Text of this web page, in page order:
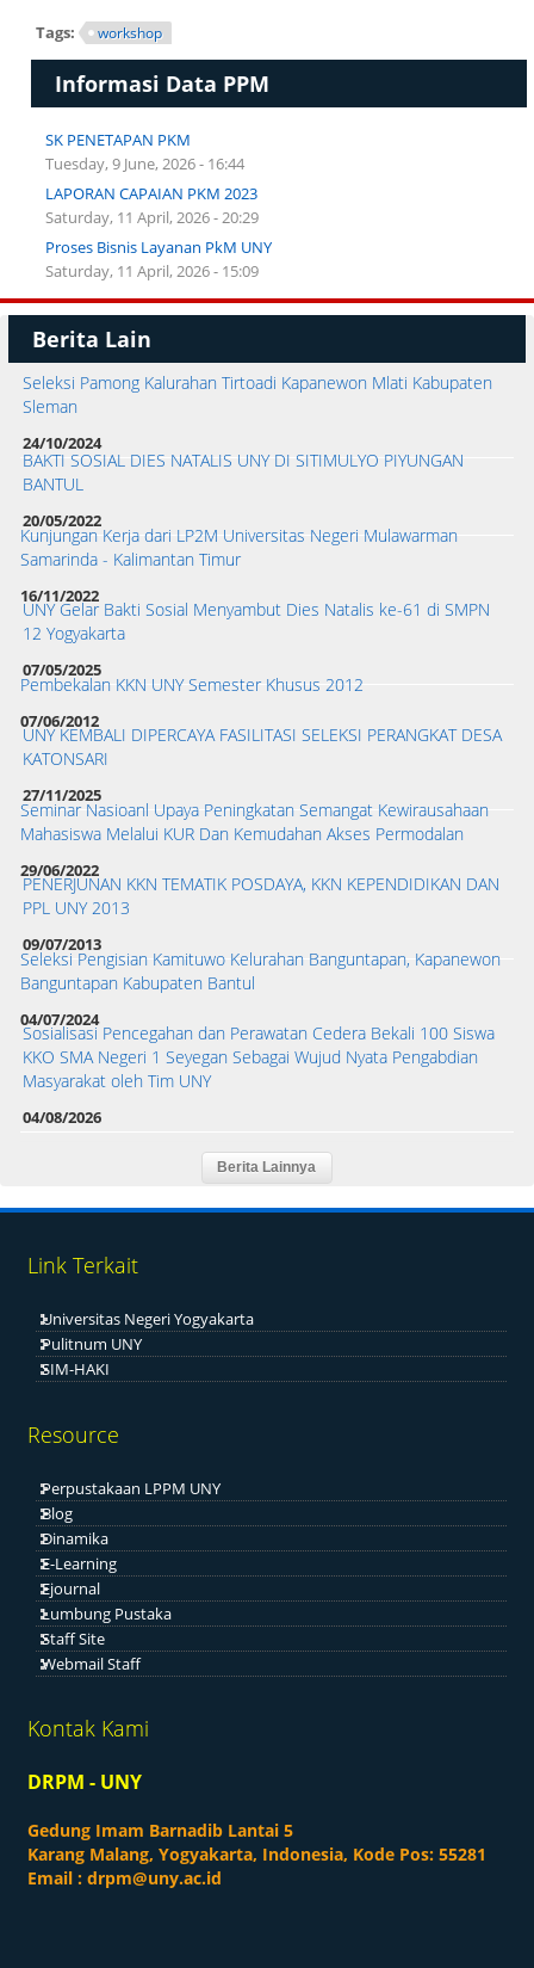
Tags: workshop
Informasi Data PPM
SK PENETAPAN PKM
Tuesday, 9 June, 2026 - 16:44
LAPORAN CAPAIAN PKM 2023
Saturday, 11 April, 2026 - 20:29
Proses Bisnis Layanan PkM UNY
Saturday, 11 April, 2026 - 15:09
Berita Lain
Seleksi Pamong Kalurahan Tirtoadi Kapanewon Mlati Kabupaten
Sleman
24/10/2024
BAKTI SOSIAL DIES NATALIS UNY DI SITIMULYO PIYUNGAN
BANTUL
20/05/2022
Kunjungan Kerja dari LP2M Universitas Negeri Mulawarman
Samarinda - Kalimantan Timur
16/11/2022
UNY Gelar Bakti Sosial Menyambut Dies Natalis ke-61 di SMPN
12 Yogyakarta
07/05/2025
Pembekalan KKN UNY Semester Khusus 2012
07/06/2012
UNY KEMBALI DIPERCAYA FASILITASI SELEKSI PERANGKAT DESA
KATONSARI
27/11/2025
Seminar Nasioanl Upaya Peningkatan Semangat Kewirausahaan
Mahasiswa Melalui KUR Dan Kemudahan Akses Permodalan
29/06/2022
PENERJUNAN KKN TEMATIK POSDAYA, KKN KEPENDIDIKAN DAN
PPL UNY 2013
09/07/2013
Seleksi Pengisian Kamituwo Kelurahan Banguntapan, Kapanewon
Banguntapan Kabupaten Bantul
04/07/2024
Sosialisasi Pencegahan dan Perawatan Cedera Bekali 100 Siswa
KKO SMA Negeri 1 Seyegan Sebagai Wujud Nyata Pengabdian
Masyarakat oleh Tim UNY
04/08/2026
Link Terkait
Universitas Negeri Yogyakarta
Pulitnum UNY
SIM-HAKI
Resource
Perpustakaan LPPM UNY
Blog
Dinamika
E-Learning
Ejournal
Lumbung Pustaka
Staff Site
Webmail Staff
Kontak Kami
DRPM - UNY
Gedung Imam Barnadib Lantai 5
Karang Malang, Yogyakarta, Indonesia, Kode Pos: 55281
Email :drpm@uny.ac.id